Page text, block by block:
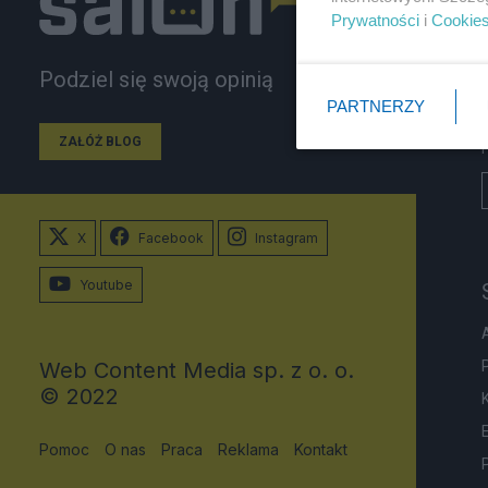
Podziel się swoją opinią
ZAŁÓŻ BLOG
X Facebook Instagram
Youtube
Web Content Media sp. z o. o.
© 2022
Pomoc O nas Praca Reklama Kontakt
Prywatności i Cookies
PARTNERZY